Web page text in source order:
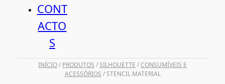
CONT
ACTO
S
INÍCIO/ PRODUTOS /SILHOUETTE /CONSUMÍVEIS E
ACESSÓRIOS / STENCIL MATERIAL